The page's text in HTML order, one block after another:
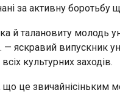
за активну боротьбу
й талановиту молодь
— яскравий випускник
культурних заходів.
що це звичайнісіньким